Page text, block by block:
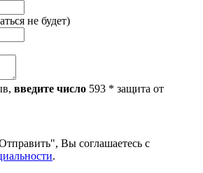
не будет)
введите число 593 * защита от
Вы соглашаетесь с
.